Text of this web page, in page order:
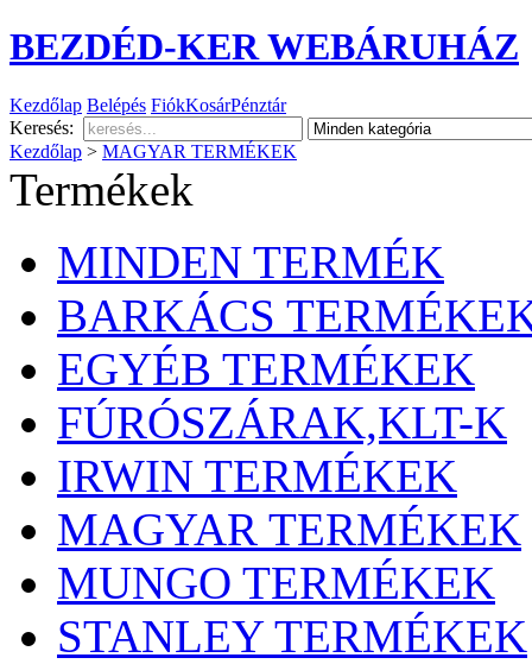
BEZDÉD-KER WEBÁRUHÁZ
Kezdőlap Belépés FiókKosárPénztár
Keresés:
Kezdőlap > MAGYAR TERMÉKEK
Termékek
MINDEN TERMÉK
BARKÁCS
EGYÉB TERMÉKEK
FÚRÓSZÁRAK,KLT-K
IRWIN TERMÉKEK
MAGYAR TERMÉKEK
MUNGO TERMÉKEK
STANLEY TERMÉKEK